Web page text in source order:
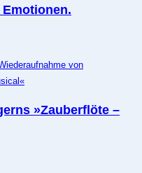
»Zauberflöte –